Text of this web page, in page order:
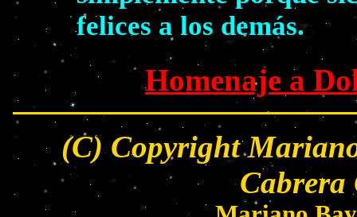
felices a los demás.
Homenaje a
(C) Copyright
Cabrera